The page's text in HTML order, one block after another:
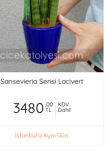
Sansevieria Serisi Lacivert
3480 ,00
TL
KDV
Dahil
İstanbul'a Aynı Gün